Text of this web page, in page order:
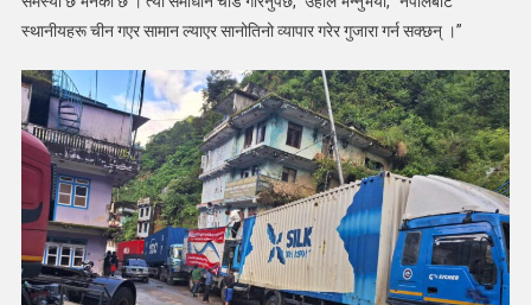
स्थानीयहरू चीन गएर सामान ल्याएर सानोतिनो व्यापार गरेर गुजारा गर्न सक्छन् ।”